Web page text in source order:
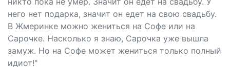
него нет подарка, значит он едет на свою свадьбу.
В Жмеринке можно жениться на Софе или на
Сарочке. Насколько я знаю, Сарочка уже вышла
замуж. Но на Софе может жениться только полный
идиот!"